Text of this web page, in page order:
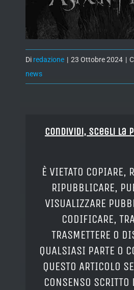
Di redazione | 23 Ottobre 2024 |
news
Condividi, Scegli la
È VIETATO COPIARE,
RIPUBBLICARE,
VISUALIZZARE
CODIFICARE,
TRASMETTERE O
QUALSIASI PARTE O
QUESTO ARTICOLO
CONSENSO